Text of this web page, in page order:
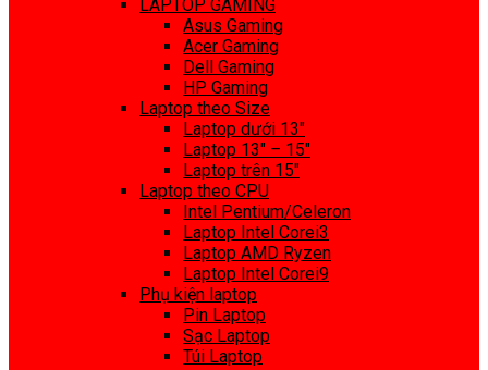
LAPTOP GAMING
Asus Gaming
Acer Gaming
Dell Gaming
HP Gaming
Laptop theo Size
Laptop dưới 13″
Laptop 13″ – 15″
Laptop trên 15″
Laptop theo CPU
Intel Pentium/Celeron
Laptop Intel Corei3
Laptop AMD Ryzen
Laptop Intel Corei9
Phụ kiện laptop
Pin Laptop
Sạc Laptop
Túi Laptop